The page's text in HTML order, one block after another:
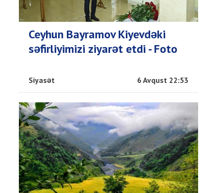
Ceyhun Bayramov Kiyevdəki
səfirliyimizi ziyarət etdi - Foto
Siyasət 6 Avqust 22:53